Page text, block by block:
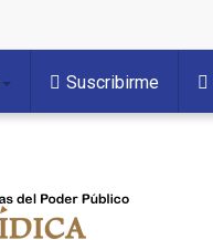
Suscribirme